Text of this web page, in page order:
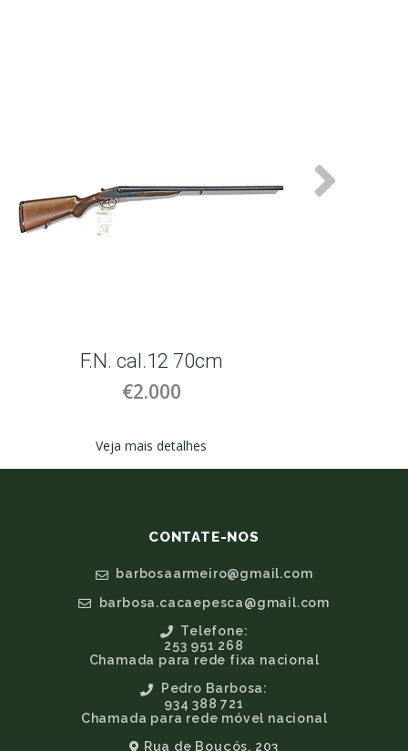
F.N. cal.12 70cm
€2.000
Veja mais detalhes
CONTATE-NOS
barbosaarmeiro@gmail.com
barbosa.cacaepesca@gmail.com
Telefone:
253 951 268
Chamada para rede fixa nacional
Pedro Barbosa:
934 388 721
Chamada para rede móvel nacional
Rua de Bouçós, 203